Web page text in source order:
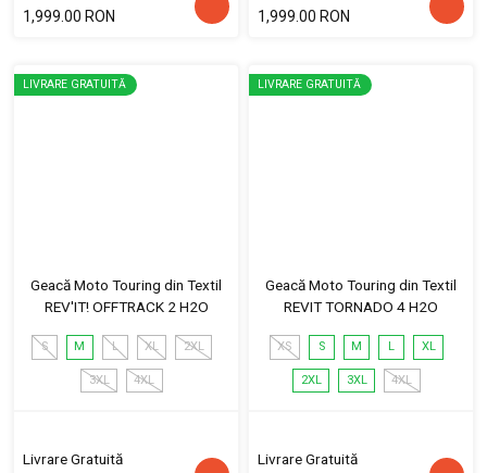
1,999.00 RON
1,999.00 RON
LIVRARE GRATUITĂ
Geacă Moto Touring din Textil
REV'IT! OFFTRACK 2 H2O
S M L XL 2XL
3XL 4XL
Livrare Gratuită
LIVRARE GRATUITĂ
Geacă Moto Touring din Textil
REVIT TORNADO 4 H2O
XS S M L XL
2XL 3XL 4XL
Livrare Gratuită